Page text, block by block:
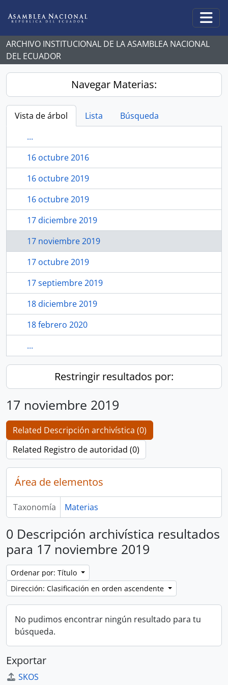
ARCHIVO INSTITUCIONAL DE LA ASAMBLEA NACIONAL
DEL ECUADOR
Navegar Materias:
Vista de árbol Lista
Búsqueda
...
16 octubre 2016
16 octubre 2019
16 octubre 2019
17 diciembre 2019
17 noviembre 2019
17 octubre 2019
17 septiembre 2019
18 diciembre 2019
18 febrero 2020
...
Restringir resultados por:
17 noviembre 2019
Related Descripción archivística (0)
Related Registro de autoridad (0)
Área de elementos
Taxonomía Materias
0 Descripción archivística resultados
para 17 noviembre 2019
Ordenar por: Título
Dirección: Clasificación en orden ascendente
No pudimos encontrar ningún resultado para tu
búsqueda.
Exportar
SKOS